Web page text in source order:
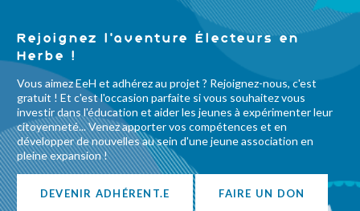
Rejoignez l'aventure Électeurs en
Herbe !
Vous aimez EeH et adhérez au projet ? Rejoignez-nous, c'est
gratuit ! Et c'est l'occasion parfaite si vous souhaitez vous
investir dans l'éducation et aider les jeunes à expérimenter leur
citoyenneté... Venez apporter vos compétences et en
développer de nouvelles au sein d'une jeune association en
pleine expansion !
DEVENIR ADHÉRENT.E FAIRE UN DON